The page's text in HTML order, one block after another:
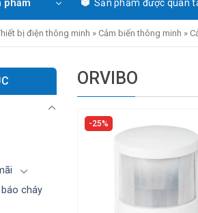
phẩm Sản phẩm được quan
bị điện thông minh » Cảm biến thông minh »
cháy
ORVIBO
25%